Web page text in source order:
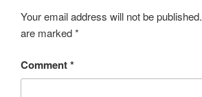
Your email address will not be published.
are marked*
Comment*